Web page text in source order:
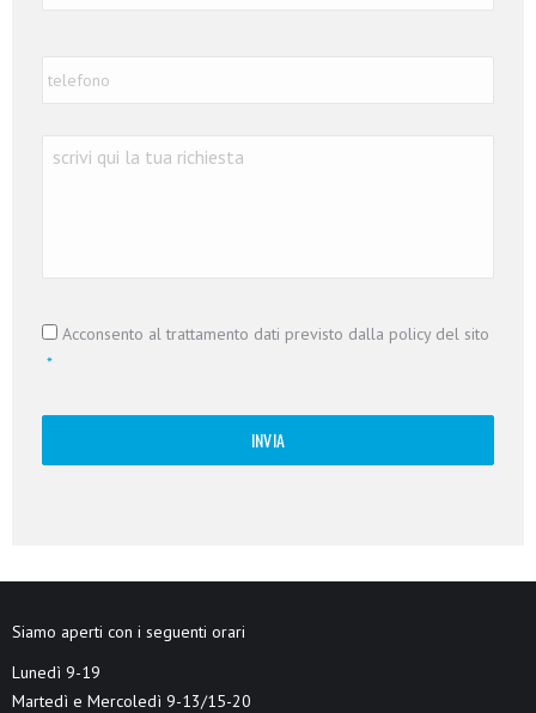
Richiesta
Consenso
Acconsento al trattamento dati previsto dalla policy del sito
*
Siamo aperti con i seguenti orari
Lunedì 9-19
Martedì e Mercoledì 9-13/15-20